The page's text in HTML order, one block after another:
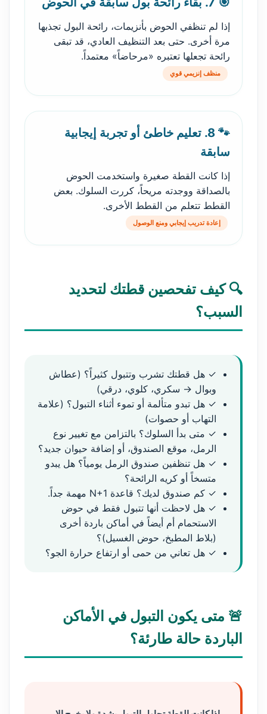
إذا لم تنظفي الحوض بأنزيمات، رائحة البول تجذبها
مرة أخرى. حتى بعد التنظيف العادي، قد تبقى
رائحة تجعلها تعتبره «مرحاضاً» معتمداً.
منظف إنزيمي قوي
🐾 8. تعليم خاطئ أو تجربة إيجابية
سابقة
إذا كانت القطة صغيرة واستخدمت الحوض
بالصداقة ووجدته مريحاً، كررت السلوك. بعض
القطط تتعلم من القطط الأخرى.
إعادة تدريب إيجابي ومنع الوصول
🔍 كيف تفحصين قطتك لتحديد
السبب؟
✓ هل قطتك تشرب وتتبول كثيراً؟ (عطاش
وبوال → سكري، كلوي، درقي)
✓ هل تبدو متألمة أو تموء أثناء التبول؟ (علامة
التهاب أو حصوات)
✓ متى بدأ السلوك؟ بالتزامن مع تغيير نوع
الرمل، موقع الصندوق، أو إضافة حيوان جديد؟
✓ هل تنظفين صندوق الرمل يومياً؟ هل يبدو
متسخاً أو كريه الرائحة؟
✓ كم صندوق لديك؟ قاعدة N+1 مهمة جداً.
✓ هل لاحظت أنها تتبول فقط في حوض
الاستحمام أم أيضاً في أماكن باردة أخرى
(بلاط المطبخ، حوض الغسيل)؟
✓ هل تعاني من حمى أو ارتفاع حرارة الجو؟
🚨 متى يكون التبول في الأماكن
الباردة حالة طارئة؟